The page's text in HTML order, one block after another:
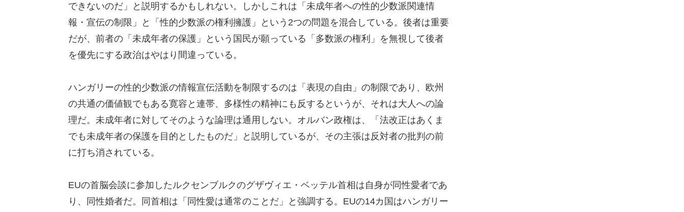
できないのだ」と説明するかもしれない。しかしこれは「未成年者への性的少数派関連情
報・宣伝の制限」と「性的少数派の権利擁護」という2つの問題を混合している。後者は重要
だが、前者の「未成年者の保護」という国民が願っている「多数派の権利」を無視して後者
を優先にする政治はやはり間違っている。
ハンガリーの性的少数派の情報宣伝活動を制限するのは「表現の自由」の制限であり、欧州
の共通の価値観でもある寛容と連帯、多様性の精神にも反するというが、それは大人への論
理だ。未成年者に対してそのような論理は通用しない。オルバン政権は、「法改正はあくま
でも未成年者の保護を目的としたものだ」と説明しているが、その主張は反対者の批判の前
に打ち消されている。
EUの首脳会談に参加したルクセンブルクのグザヴィエ・ベッテル首相は自身が同性愛者であ
り、同性婚者だ。同首相は「同性愛は通常のことだ」と強調する。EUの14カ国はハンガリー